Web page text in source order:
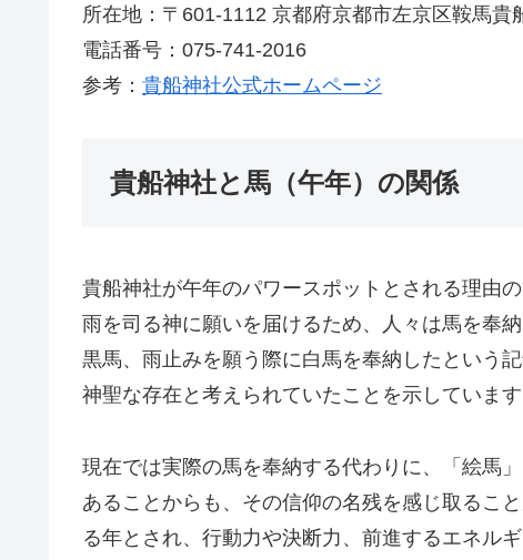
所在地：〒601-1112 京都府京都市左京区鞍馬貴
電話番号：075-741-2016
参考： 貴船神社公式ホームページ
貴船神社と馬（午年）の関係
貴船神社が午年のパワースポットとされる理由
雨を司る神に願いを届けるため、人々は馬を奉
黒馬、雨止みを願う際に白馬を奉納したという
神聖な存在と考えられていたことを示しています
現在では実際の馬を奉納する代わりに、「絵馬
あることからも、その信仰の名残を感じ取るこ
る年とされ、行動力や決断力、前進するエネル